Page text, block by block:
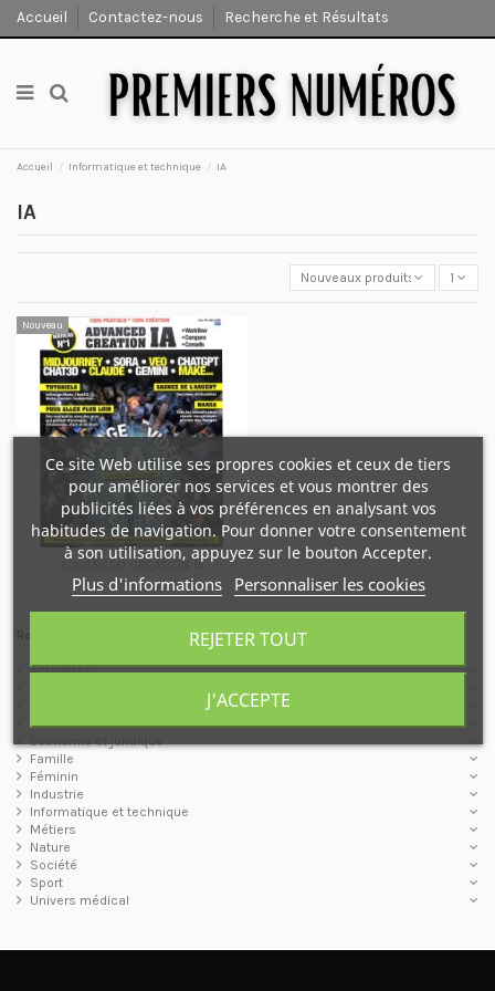
Accueil Contactez-nous Recherche et Résultats
Accueil Informatique et technique IA
IA
Nouveaux produits en premier
1
Nouveau
ADVANCED CREATION IA
Actualités
Connaissances
Famille
Féminin
Industrie
Informatique et technique
Métiers
Nature
Société
Sport
Univers médical
Ce site Web utilise ses propres cookies et ceux de tiers
pour améliorer nos services et vous montrer des
publicités liées à vos préférences en analysant vos
habitudes de navigation. Pour donner votre consentement
à son utilisation, appuyez sur le bouton Accepter.
Plus d'informations Personnaliser les cookies
REJETER TOUT
J'ACCEPTE